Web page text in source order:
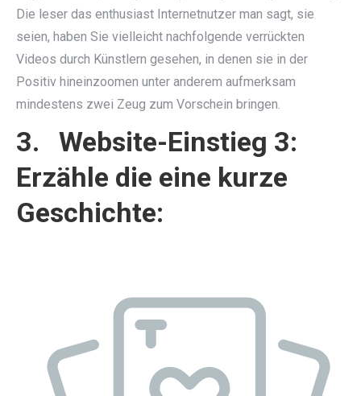
Die leser das enthusiast Internetnutzer man sagt, sie
seien, haben Sie vielleicht nachfolgende verrückten
Videos durch Künstlern gesehen, in denen sie in der
Positiv hineinzoomen unter anderem aufmerksam
mindestens zwei Zeug zum Vorschein bringen.
3. Website-Einstieg 3:
Erzähle die eine kurze
Geschichte: